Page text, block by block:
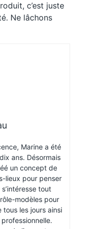
c’est juste
Ne lâchons
Marine a été
ans. Désormais
un concept de
lieux pour penser
tout
modèles pour
tous les jours ainsi